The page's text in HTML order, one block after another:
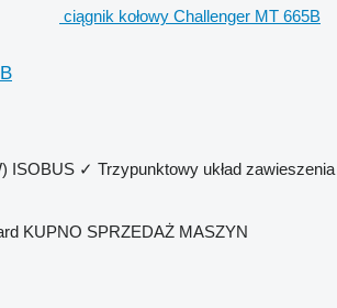
ciągnik kołowy Challenger MT 665B
ISOBUS ✓ Trzypunktowy układ zawieszenia
KUPNO SPRZEDAŻ MASZYN